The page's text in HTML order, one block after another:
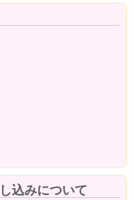
込みについて